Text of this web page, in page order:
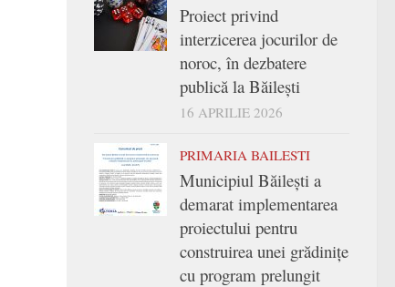
Proiect privind
interzicerea jocurilor de
noroc, în dezbatere
publică la Băilești
16 APRILIE 2026
PRIMARIA BAILESTI
Municipiul Băilești a
demarat implementarea
proiectului pentru
construirea unei grădinițe
cu program prelungit